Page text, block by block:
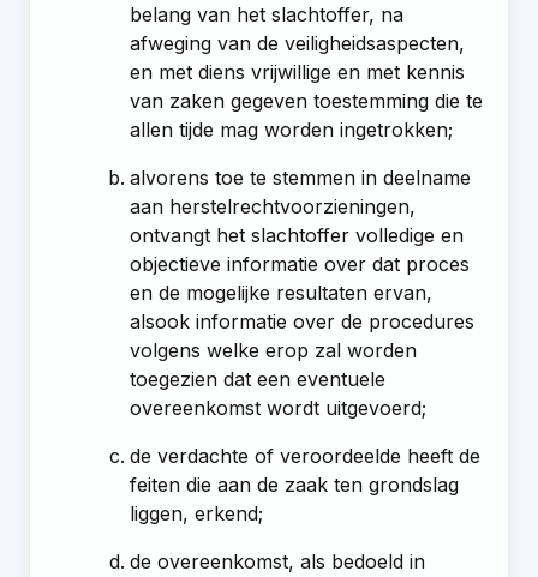
belang van het slachtoffer, na
afweging van de veiligheidsaspecten,
en met diens vrijwillige en met kennis
van zaken gegeven toestemming die te
allen tijde mag worden ingetrokken;
alvorens toe te stemmen in deelname
aan herstelrechtvoorzieningen,
ontvangt het slachtoffer volledige en
objectieve informatie over dat proces
en de mogelijke resultaten ervan,
alsook informatie over de procedures
volgens welke erop zal worden
toegezien dat een eventuele
overeenkomst wordt uitgevoerd;
de verdachte of veroordeelde heeft de
feiten die aan de zaak ten grondslag
liggen, erkend;
de overeenkomst, als bedoeld in